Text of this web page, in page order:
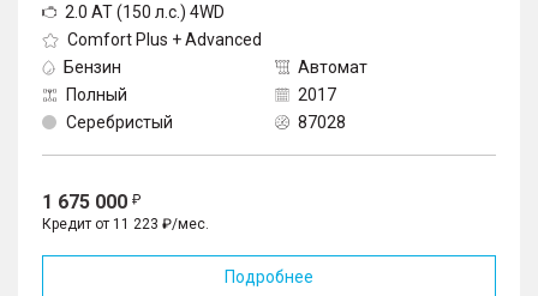
2.0 AT (150 л.с.) 4WD
Comfort Plus + Advanced
Бензин
Автомат
Полный
2017
Серебристый
87028
1 675 000
Кредит от 11 223 ₽/мес.
Подробнее